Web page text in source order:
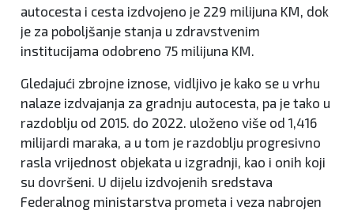
autocesta i cesta izdvojeno je 229 milijuna KM, dok
je za poboljšanje stanja u zdravstvenim
institucijama odobreno 75 milijuna KM.
Gledajući zbrojne iznose, vidljivo je kako se u vrhu
nalaze izdvajanja za gradnju autocesta, pa je tako u
razdoblju od 2015. do 2022. uloženo više od 1,416
milijardi maraka, a u tom je razdoblju progresivno
rasla vrijednost objekata u izgradnji, kao i onih koji
su dovršeni. U dijelu izdvojenih sredstava
Federalnog ministarstva prometa i veza nabrojen